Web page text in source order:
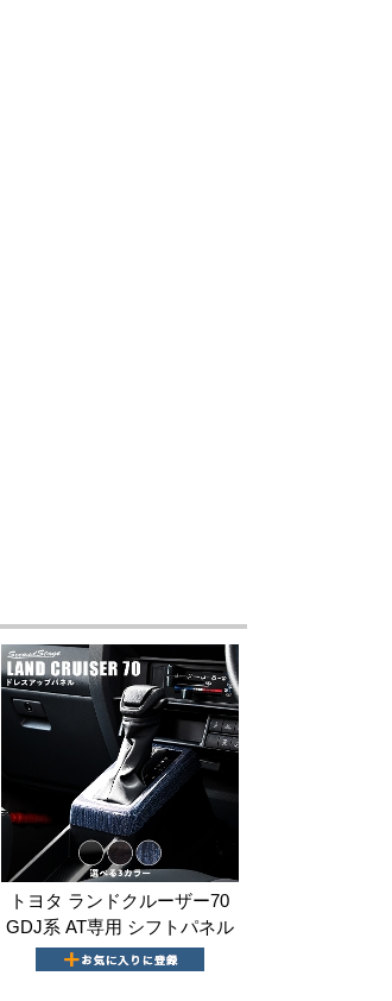
トヨタ ランドクルーザー70
GDJ系 AT専用 シフトパネル